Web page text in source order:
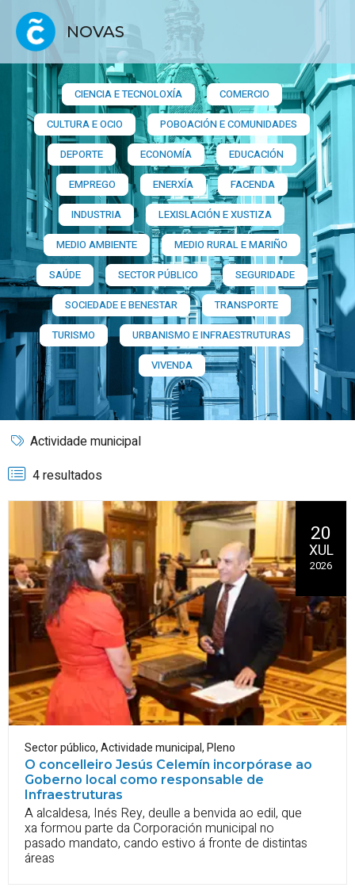
NOVAS
CIENCIA E TECNOLOXÍA
COMERCIO
CULTURA E OCIO
POBOACIÓN E COMUNIDADES
DEPORTE
ECONOMÍA
EDUCACIÓN
EMPREGO
ENERXÍA
FACENDA
INDUSTRIA
LEXISLACIÓN E XUSTIZA
MEDIO AMBIENTE
MEDIO RURAL E MARIÑO
SAÚDE
SECTOR PÚBLICO
SEGURIDADE
SOCIEDADE E BENESTAR
TRANSPORTE
TURISMO
URBANISMO E INFRAESTRUTURAS
VIVENDA
Actividade municipal
4 resultados
Sector público,Actividade municipal,Pleno
O concelleiro Jesús Celemín incorpórase ao
Goberno local como responsable de
Infraestruturas
20
XUL
2026
A alcaldesa, Inés Rey, deulle a benvida ao edil, que
xa formou parte da Corporación municipal no
pasado mandato, cando estivo á fronte de distintas
áreas